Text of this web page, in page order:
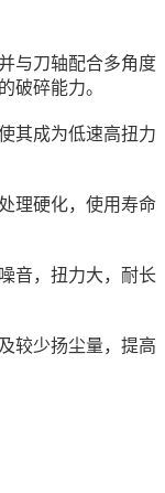
与刀轴配合多角度
破碎能力。
其成为低速高扭力
理硬化，使用寿命
音，扭力大，耐长
较少扬尘量，提高